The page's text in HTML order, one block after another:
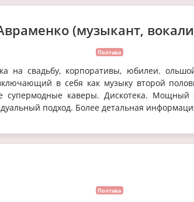
(музыкант,
Полтава
на свадьбу, корпоративы, юбилеи.
в себя как музыку второй
супермодные каверы. Дискотека. Мощный
подход. Более детальная
Полтава